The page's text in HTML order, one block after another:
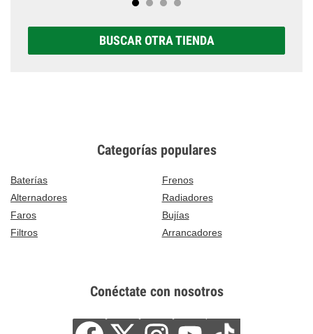
BUSCAR OTRA TIENDA
Categorías populares
Baterías
Frenos
Alternadores
Radiadores
Faros
Bujías
Filtros
Arrancadores
Conéctate con nosotros